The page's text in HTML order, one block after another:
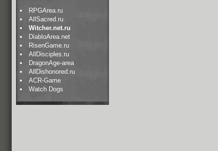
RPGArea.ru
AllSacred.ru
Witcher.net.ru
DiabloArea.net
RisenGame.ru
AllDisciples.ru
DragonAge-area
AllDishonored.ru
ACR-Game
Watch Dogs